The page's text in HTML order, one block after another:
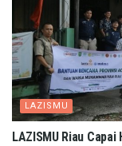
LAZISMU
LAZISMU Riau